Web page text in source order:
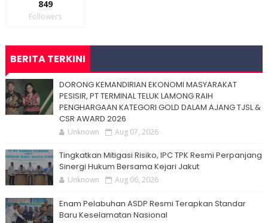
849
Followers
BERITA TERKINI
DORONG KEMANDIRIAN EKONOMI MASYARAKAT
PESISIR, PT TERMINAL TELUK LAMONG RAIH
PENGHARGAAN KATEGORI GOLD DALAM AJANG TJSL &
CSR AWARD 2026
Unknown Aug 07, 2026
Tingkatkan Mitigasi Risiko, IPC TPK Resmi Perpanjang
Sinergi Hukum Bersama Kejari Jakut
Unknown Aug 06, 2026
Enam Pelabuhan ASDP Resmi Terapkan Standar
Baru Keselamatan Nasional